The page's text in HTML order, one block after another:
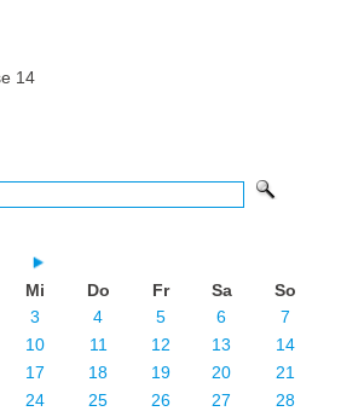
14
Mi Do Fr Sa So
3 4 5 6 7
10 11 12 13 14
17 18 19 20 21
24 25 26 27 28